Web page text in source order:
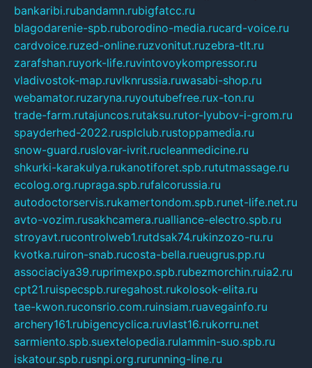
bankaribi.rubandamn.rubigfatcc.ru
blagodarenie-spb.ruborodino-media.rucard-voice.ru
cardvoice.ruzed-online.ruzvonitut.ruzebra-tlt.ru
zarafshan.ruyork-life.ruvintovoykompressor.ru
vladivostok-map.ruvlknrussia.ruwasabi-shop.ru
webamator.ruzaryna.ruyoutubefree.rux-ton.ru
trade-farm.rutajuncos.rutaksu.rutor-lyubov-i-grom.ru
spayderhed-2022.rusplclub.rustoppamedia.ru
snow-guard.ruslovar-ivrit.rucleanmedicine.ru
shkurki-karakulya.rukanotiforet.spb.rututmassage.ru
ecolog.org.rupraga.spb.rufalcorussia.ru
autodoctorservis.rukamertondom.spb.runet-life.net.ru
avto-vozim.rusakhcamera.rualliance-electro.spb.ru
stroyavt.rucontrolweb1.rutdsak74.rukinzozo-ru.ru
kvotka.ruiron-snab.rucosta-bella.rueugrus.pp.ru
associaciya39.ruprimexpo.spb.rubezmorchin.ruia2.ru
cpt21.ruispecspb.ruregahost.rukolosok-elita.ru
tae-kwon.ruconsrio.com.ruinsiam.ruavegainfo.ru
archery161.rubigencyclica.ruvlast16.rukorru.net
sarmiento.spb.suextelopedia.rulammin-suo.spb.ru
iskatour.spb.rusnpi.org.rurunning-line.ru